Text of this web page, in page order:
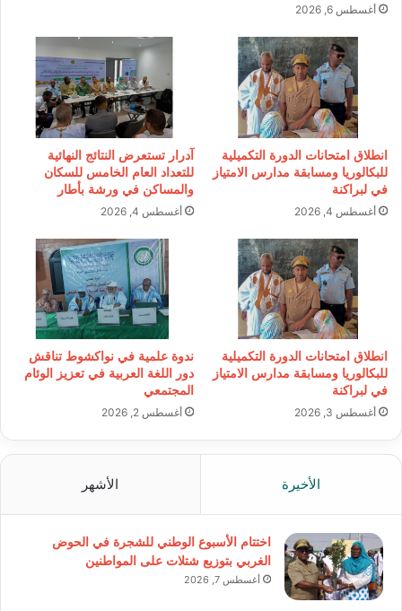
أغسطس 6, 2026
انطلاق امتحانات الدورة التكميلية
للبكالوريا ومسابقة مدارس الامتياز
في لبراكنة
أغسطس 4, 2026
آدرار تستعرض النتائج النهائية
للتعداد العام الخامس للسكان
والمساكن في ورشة بأطار
أغسطس 4, 2026
انطلاق امتحانات الدورة التكميلية
للبكالوريا ومسابقة مدارس الامتياز
في لبراكنة
أغسطس 3, 2026
ندوة علمية في نواكشوط تناقش
دور اللغة العربية في تعزيز الوئام
المجتمعي
أغسطس 2, 2026
الأخيرة الأشهر
اختتام الأسبوع الوطني للشجرة في الحوض
الغربي بتوزيع شتلات على المواطنين
أغسطس 7, 2026